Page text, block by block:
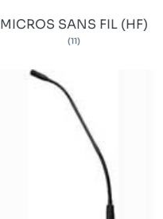
MICROS SANS FIL (HF)
(11)